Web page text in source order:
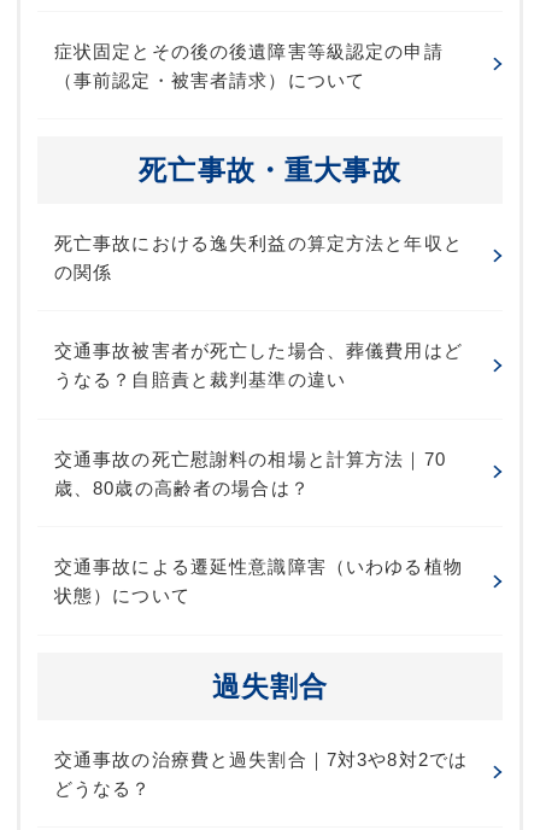
症状固定とその後の後遺障害等級認定の申請
（事前認定・被害者請求）について
死亡事故・重大事故
死亡事故における逸失利益の算定方法と年収と
の関係
交通事故被害者が死亡した場合、葬儀費用はど
うなる？自賠責と裁判基準の違い
交通事故の死亡慰謝料の相場と計算方法｜70
歳、80歳の高齢者の場合は？
交通事故による遷延性意識障害（いわゆる植物
状態）について
過失割合
交通事故の治療費と過失割合｜7対3や8対2では
どうなる？